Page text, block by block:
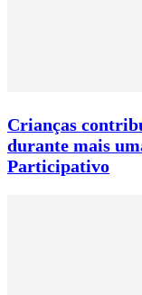
Crianças
durante mais
Participativo